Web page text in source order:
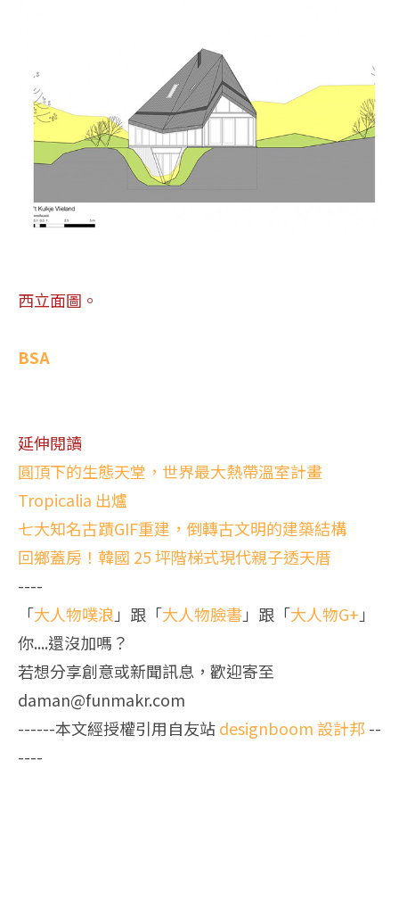
西立面圖。
BSA
延伸閱讀
圓頂下的生態天堂，世界最大熱帶溫室計畫
Tropicalia 出爐
七大知名古蹟GIF重建，倒轉古文明的建築結構
回鄉蓋房！韓國 25 坪階梯式現代親子透天厝
----
「大人物噗浪 」跟「大人物臉書」跟「大人物G+ 」
你....還沒加嗎？
若想分享創意或新聞訊息，歡迎寄至
daman@funmakr.com
------本文經授權引用自友站designboom 設計邦 --
----